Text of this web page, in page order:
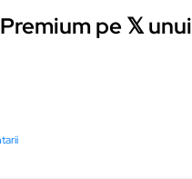
pe 𝕏 unui